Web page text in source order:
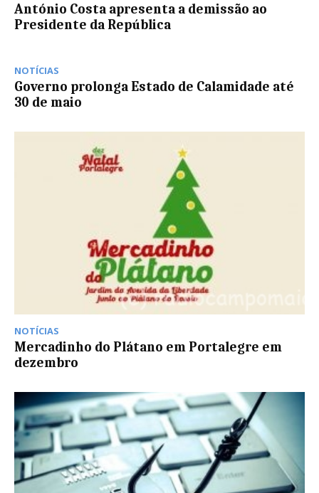
António Costa apresenta a demissão ao
Presidente da República
NOTÍCIAS
Governo prolonga Estado de Calamidade até
30 de maio
NOTÍCIAS
Mercadinho do Plátano em Portalegre em
dezembro